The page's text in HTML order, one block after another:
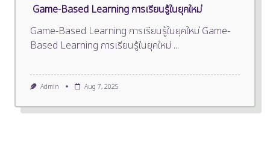
Game-Based Learning การเรียนรู้ในยุคใหม่
Game-Based Learning การเรียนรู้ในยุคใหม่ Game-
Based Learning การเรียนรู้ในยุคใหม่ ...
Admin Aug 7, 2025